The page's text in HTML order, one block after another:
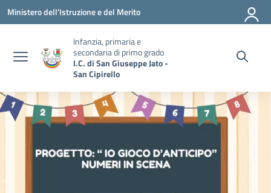
Vai ai contenuti
Vai al menu di navigazione
Vai al footer
Ministero dell'Istruzione e del Merito
Infanzia, primaria e
secondaria di primo grado
I.C. di San Giuseppe Jato -
San Cipirello